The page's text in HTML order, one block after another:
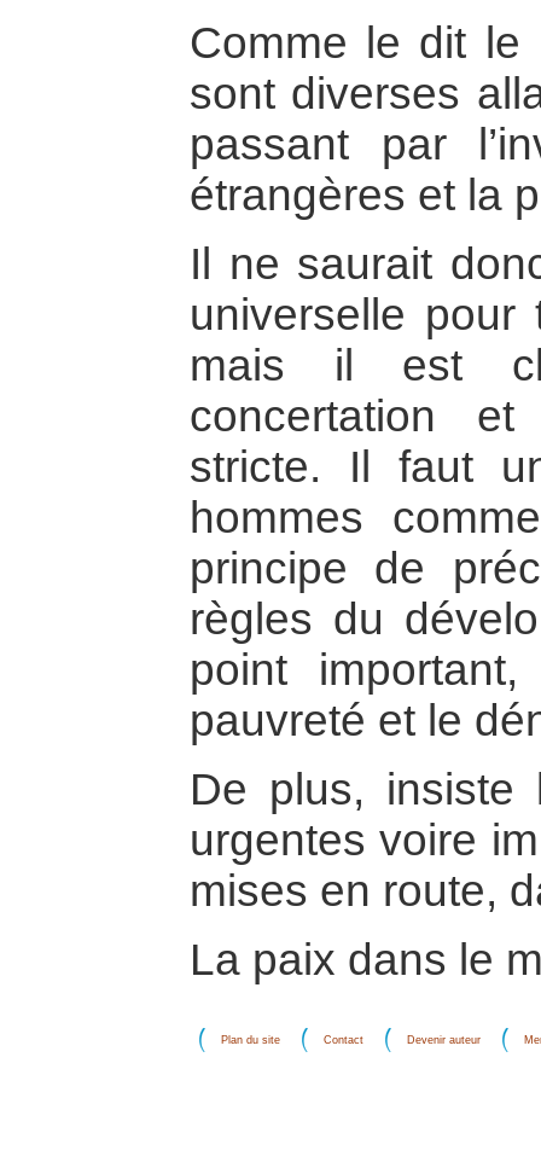
Comme le dit le
sont diverses
passant par
étrangères et la
Il ne saurait
universelle pour
mais il est
concertation et
stricte. Il faut
hommes
principe de
règles du
point
pauvreté et le
De plus, insiste
urgentes voire
mises en route,
La paix dans le
Plan du site Contact Devenir auteur